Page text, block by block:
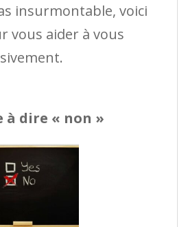
insurmontable, voici
vous aider à vous
à dire « non »